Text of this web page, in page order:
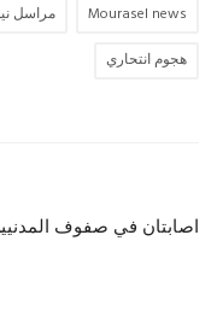
Mourasel news مراسل
هجوم انتحاري
اصابتان في صفوف